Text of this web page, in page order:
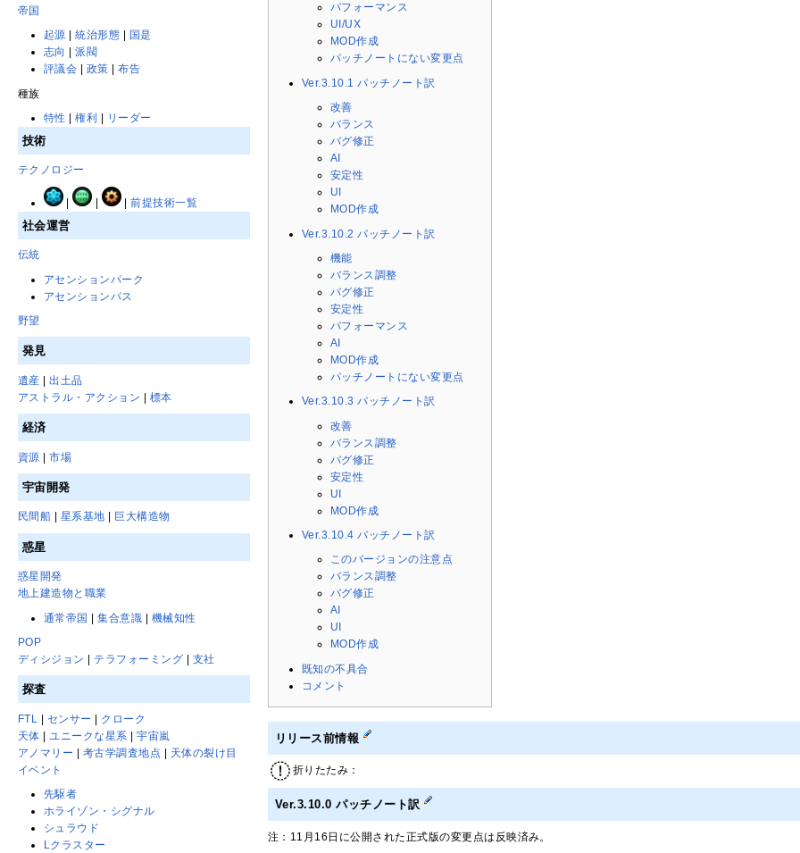
パフォーマンス
UI/UX
MOD作成
パッチノートにない変更点
Ver.3.10.1 パッチノート訳
改善
バランス
バグ修正
AI
安定性
UI
MOD作成
Ver.3.10.2 パッチノート訳
機能
バランス調整
バグ修正
安定性
パフォーマンス
AI
MOD作成
パッチノートにない変更点
Ver.3.10.3 パッチノート訳
改善
バランス調整
バグ修正
安定性
UI
MOD作成
Ver.3.10.4 パッチノート訳
このバージョンの注意点
バランス調整
バグ修正
AI
UI
MOD作成
既知の不具合
コメント
リリース前情報
折りたたみ：
Ver.3.10.0 パッチノート訳
注：11月16日に公開された正式版の変更点は反映済み。
帝国
起源 |統治形態
国是
志向
|派閥
評議会
政策 |布告
種族
特性 |権利 リーダー
技術
テクノロジー
| | |前提技術一覧
社会運営
伝統
アセンションパーク
アセンションパス
野望
発見
遺産 |出土品
アストラル・アクション | 標本
経済
資源 |市場
宇宙開発
民間船 星系基地 巨大構造物
惑星
惑星開発
地上建造物と職業
通常帝国 |集合意識 | 機械知性
POP
ディシジョン | テラフォーミング | 支社
探査
FTL | センサー | クローク
天体 | ユニークな星系 |宇宙嵐
アノマリー | 考古学調査地点 | 天体の裂け目
イベント
先駆者
ホライゾン・シグナル
シュラウド
Lクラスター